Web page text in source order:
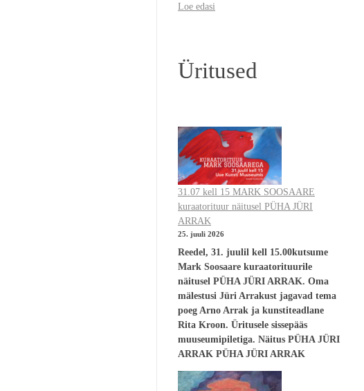
Loe edasi
Üritused
31.07 kell 15 MARK SOOSAARE
kuraatorituur näitusel PÜHA JÜRI
ARRAK
25. juuli 2026
Reedel, 31. juulil kell 15.00kutsume
Mark Soosaare kuraatorituurile
näitusel PÜHA JÜRI ARRAK. Oma
mälestusi Jüri Arrakust jagavad tema
poeg Arno Arrak ja kunstiteadlane
Rita Kroon. Üritusele sissepääs
muuseumipiletiga. Näitus PÜHA JÜRI
ARRAK PÜHA JÜRI ARRAK